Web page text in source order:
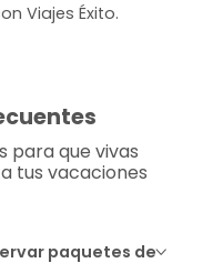
Viajes Éxito.
para que vivas
tus vacaciones
paquetes de